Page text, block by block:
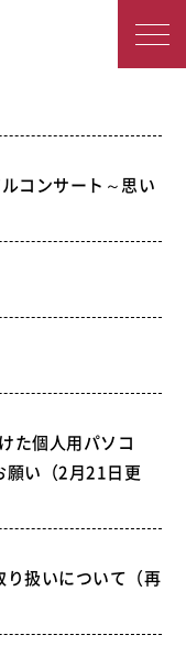
コンサート～思い
た個人用パソコ
願い（2月21日更
り扱いについて（再